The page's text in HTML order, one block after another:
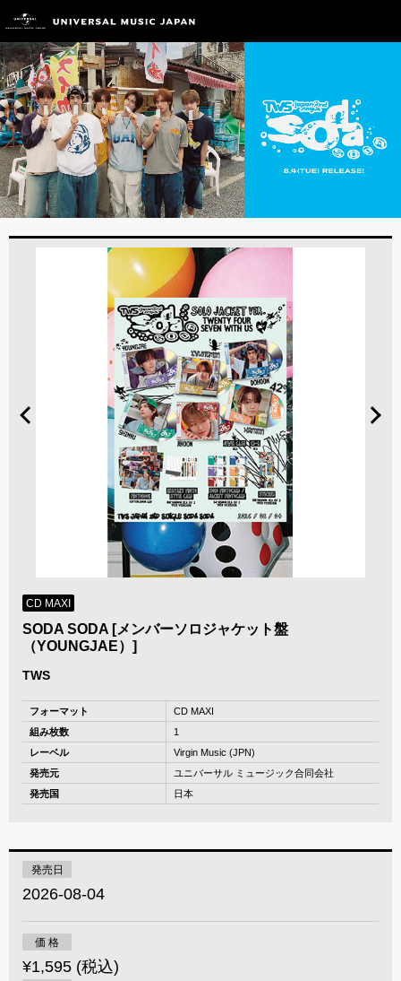
CD MAXI
SODA SODA [メンバーソロジャケット盤
（YOUNGJAE）]
TWS
フォーマット
CD MAXI
組み枚数
1
レーベル
Virgin Music (JPN)
発売元
ユニバーサル ミュージック合同会社
発売国
日本
発売日
2026-08-04
価 格
¥1,595 (税込)